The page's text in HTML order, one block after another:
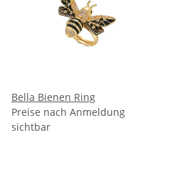
Bella Bienen Ring
Preise nach Anmeldung
sichtbar